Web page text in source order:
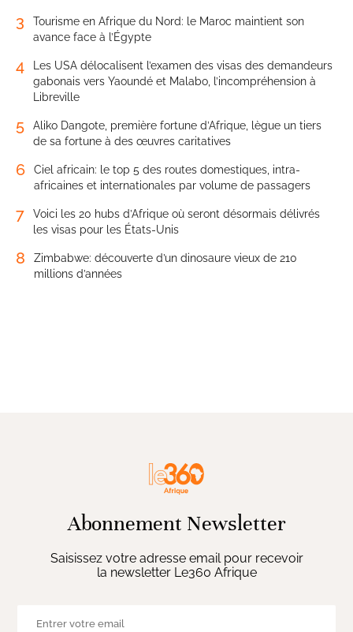
3
Tourisme en Afrique du Nord: le Maroc maintient son
avance face à l’Égypte
4
Les USA délocalisent l’examen des visas des demandeurs
gabonais vers Yaoundé et Malabo, l’incompréhension à
Libreville
5
Aliko Dangote, première fortune d’Afrique, lègue un tiers
de sa fortune à des œuvres caritatives
6
Ciel africain: le top 5 des routes domestiques, intra-
africaines et internationales par volume de passagers
7
Voici les 20 hubs d’Afrique où seront désormais délivrés
les visas pour les États-Unis
8
Zimbabwe: découverte d’un dinosaure vieux de 210
millions d’années
Abonnement Newsletter
Saisissez votre adresse email pour recevoir
la newsletter Le360 Afrique